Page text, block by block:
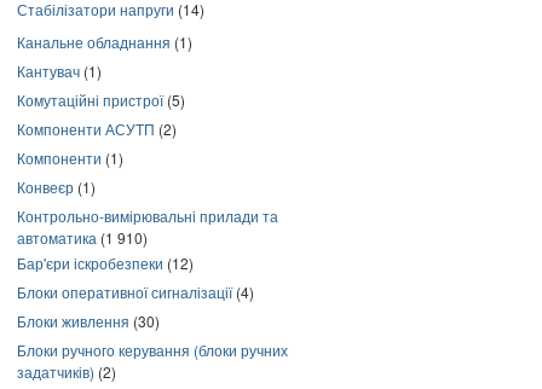
Стабілізатори напруги (14)
Канальне обладнання (1)
Кантувач (1)
Комутаційні пристрої(5)
Компоненти АСУТП (2)
Компоненти (1)
Конвеєр (1)
Контрольно-вимірювальні прилади та
автоматика (1 910)
Бар'єри іскробезпеки (12)
Блоки оперативної сигналізації(4)
Блоки живлення (30)
Блоки ручного керування (блоки ручних
задатчиків) (2)